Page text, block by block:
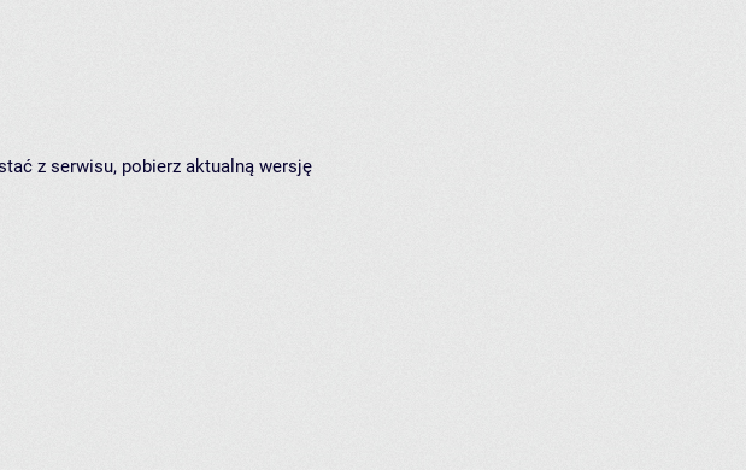
z serwisu, pobierz aktualną wersję